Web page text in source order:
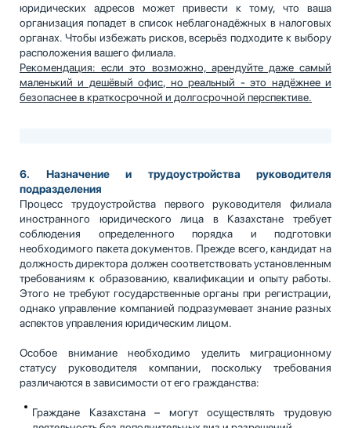
юридических адресов может привести к тому, что ваша
организация попадет в список неблагонадёжных в налоговых
органах. Чтобы избежать рисков, всерьёз подходите к выбору
расположения вашего филиала.
Рекомендация: если это возможно, арендуйте даже самый
маленький и дешёвый офис, но реальный - это надёжнее и
безопаснее в краткосрочной и долгосрочной перспективе.
6. Назначение и трудоустройства руководителя
подразделения
Процесс трудоустройства первого руководителя филиала
иностранного юридического лица в Казахстане требует
соблюдения определенного порядка и подготовки
необходимого пакета документов. Прежде всего, кандидат на
должность директора должен соответствовать установленным
требованиям к образованию, квалификации и опыту работы.
Этого не требуют государственные органы при регистрации,
однако управление компанией подразумевает знание разных
аспектов управления юридическим лицом.
Особое внимание необходимо уделить миграционному
статусу руководителя компании, поскольку требования
различаются в зависимости от его гражданства:
Граждане Казахстана – могут осуществлять трудовую